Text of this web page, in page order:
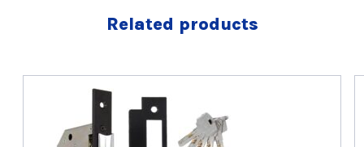
Related products